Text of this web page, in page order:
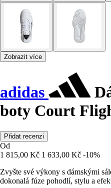
Zobrazit více
adidas
boty Court
Přidat recenzi
Od
1 815,00 Kč 1 633,00 Kč -10%
Zvyšte své výkony s dámskými
dokonalá fúze pohodlí, stylu a